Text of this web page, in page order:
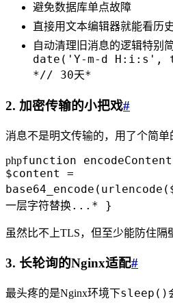
避免数据库单点故障
直接用文本编辑器就能看历
自动清理旧消息的逻辑特别
date('Y-m-d H:i:s',
*// 30天*
2. 加密传输的小把戏#
消息不是明文传输的，用了个简单
phpfunction
$content =
一层字符替换...* }
虽然比不上TLS，但至少能防住隔
3. 长轮询的Nginx适配#
最头疼的是Nginx环境下sleep()